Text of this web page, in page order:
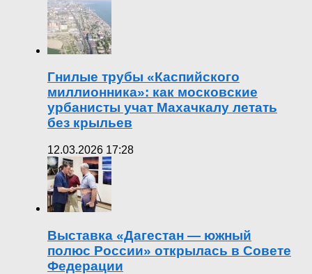
Гнилые трубы «Каспийского
миллионника»: как московские
урбанисты учат Махачкалу летать
без крыльев
12.03.2026 17:28
Выставка «Дагестан — южный
полюс России» открылась в Совете
Федерации